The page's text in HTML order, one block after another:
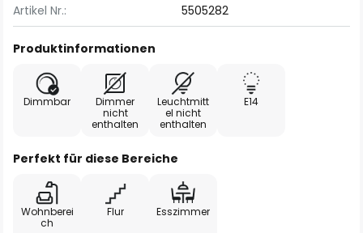
Artikel Nr.: 5505282
Produktinformationen
Dimmbar
Dimmer
nicht
enthalten
Leuchtmitt
el nicht
enthalten
E14
Perfekt für diese Bereiche
Wohnberei
ch
Flur Esszimmer